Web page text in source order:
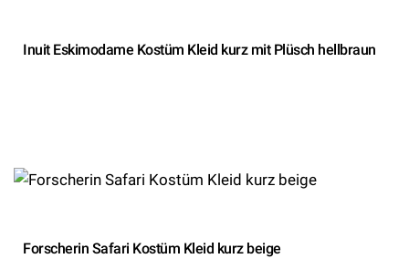
Inuit Eskimodame Kostüm Kleid kurz mit Plüsch hellbraun
Forscherin Safari Kostüm Kleid kurz beige